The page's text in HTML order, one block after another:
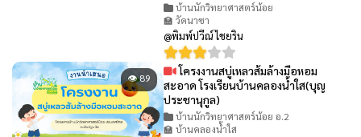
บ้านนักวิทยาศาสตร์น้อย
🏫 วัดนาซา
@พิมพ์ปวีณ์ ไชยริน
👁 89
โครงงานสบู่เหลวส้มล้างมือหอม
สะอาด โรงเรียนบ้านคลองน้ำใส(บุญ
ประชานุกูล)
บ้านนักวิทยาศาสตร์น้อย อ.2
🏫 บ้านคลองน้ำใส